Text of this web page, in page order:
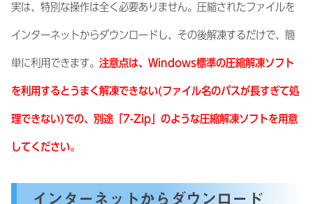
実は、特別な操作は全く必要ありません。圧縮されたファイルを
インターネットからダウンロードし、その後解凍するだけで、簡
単に利用できます。 注意点は、Windows標準の圧縮解凍ソフト
を利用するとうまく解凍できない(ファイル名のパスが長すぎて処
理できない)での、別途「7-Zip」のような圧縮解凍ソフトを用意
してください。
インターネットからダウンロード